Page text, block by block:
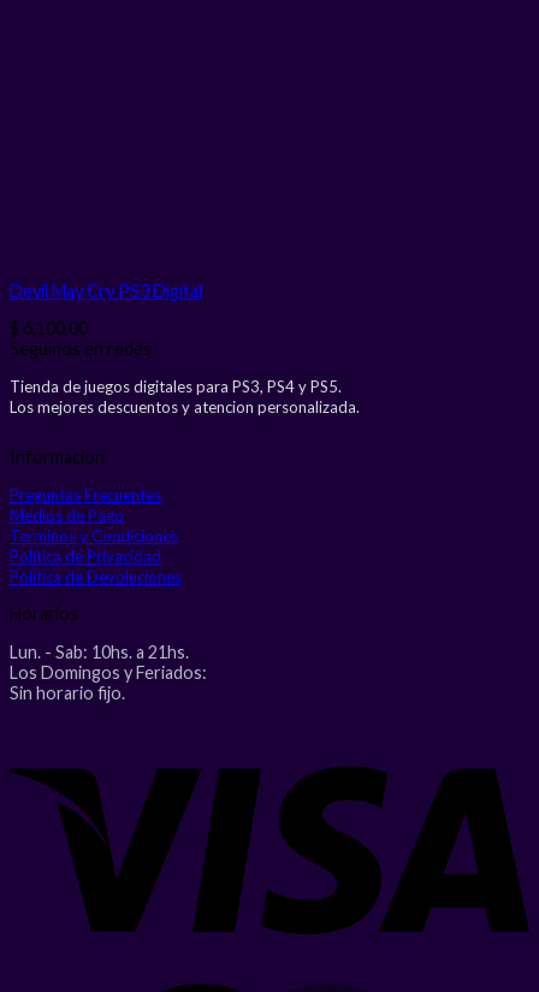
Devil May Cry PS3Digital
$ 6.100,00
Seguinos en redes
Tienda de juegos digitales para PS3, PS4 y PS5.
Los mejores descuentos y atencion personalizada.
Informacion
Preguntas Frecuentes
Medios de Pago
Terminos y Condiciones
Politica de Privacidad
Politica de Devoluciones
Horarios
Lun. - Sab: 10hs. a 21hs.
Los Domingos y Feriados:
Sin horario fijo.